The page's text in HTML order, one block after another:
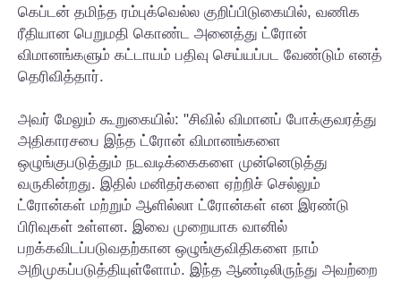
கெப்டன் தமிந்த ரம்புக்வெல்ல குறிப்பிடுகையில், வணிக
ரீதியான பெறுமதி கொண்ட அனைத்து ட்ரோன்
விமானங்களும் கட்டாயம் பதிவு செய்யப்பட வேண்டும் எனத்
தெரிவித்தார்.
அவர் மேலும் கூறுகையில்: "சிவில் விமானப் போக்குவரத்து
அதிகாரசபை இந்த ட்ரோன் விமானங்களை
ஒழுங்குபடுத்தும் நடவடிக்கைகளை முன்னெடுத்து
வருகின்றது. இதில் மனிதர்களை ஏற்றிச் செல்லும்
ட்ரோன்கள் மற்றும் ஆளில்லா ட்ரோன்கள் என இரண்டு
பிரிவுகள் உள்ளன. இவை முறையாக வானில்
பறக்கவிடப்படுவதற்கான ஒழுங்குவிதிகளை நாம்
அறிமுகப்படுத்தியுள்ளோம். இந்த ஆண்டிலிருந்து அவற்றை